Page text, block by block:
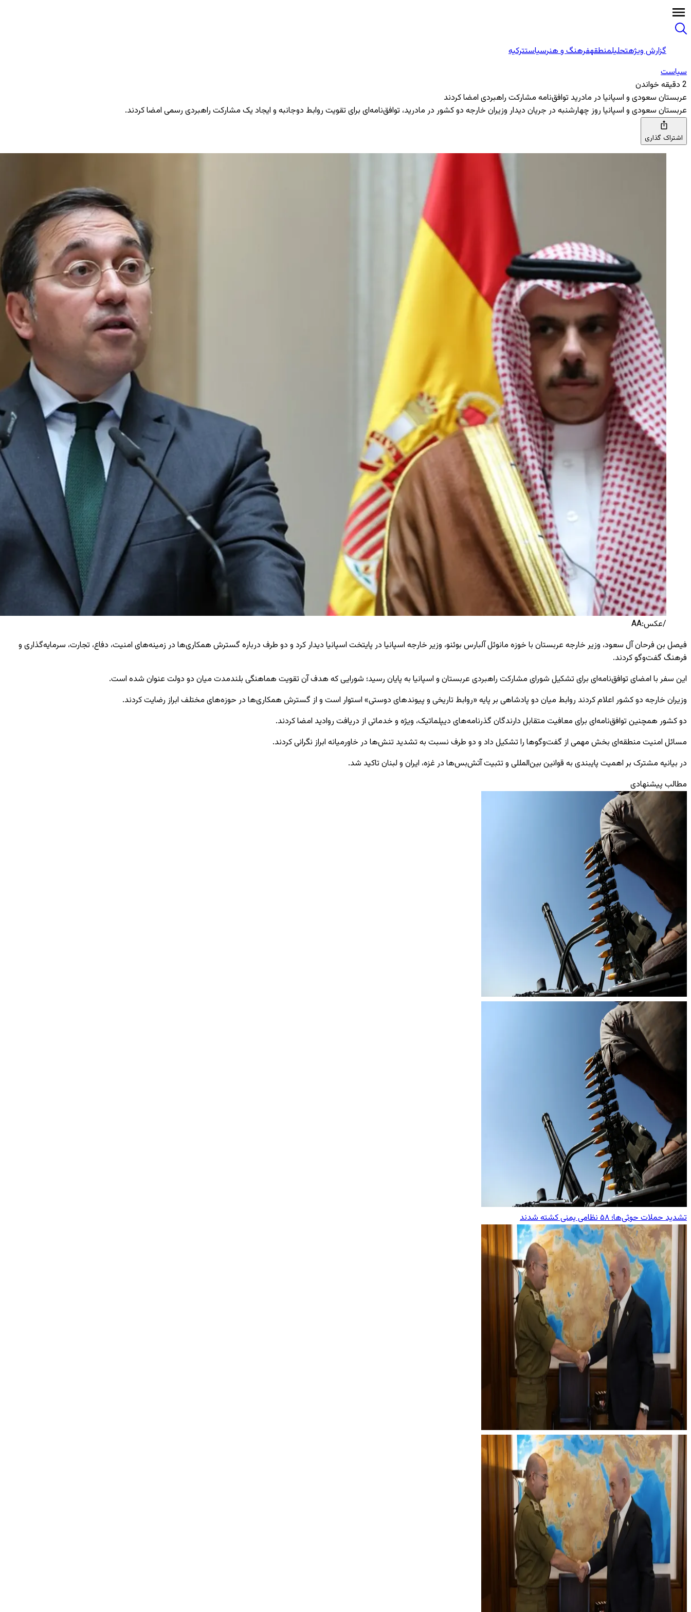
گزارش ویژهتحلیلمنطقهفرهنگ و هنرسیاستترکیه
سیاست
2 دقیقه خواندن
عربستان سعودی و اسپانیا در مادرید توافق‌نامه مشارکت راهبردی امضا کردند
عربستان سعودی و اسپانیا روز چهارشنبه در جریان دیدار وزیران خارجه دو کشور در مادرید، توافق‌نامه‌ای برای تقویت روابط دوجانبه و ایجاد یک مشارکت راهبردی رسمی امضا کردند.
اشتراک گذاری
/عکس:AA
فیصل بن فرحان آل سعود، وزیر خارجه عربستان با خوزه مانوئل آلبارس بوئنو، وزیر خارجه اسپانیا در پایتخت اسپانیا دیدار کرد و دو طرف درباره گسترش همکاری‌ها در زمینه‌های امنیت، دفاع، تجارت، سرمایه‌گذاری و
فرهنگ گفت‌وگو کردند.
این سفر با امضای توافق‌نامه‌ای برای تشکیل شورای مشارکت راهبردی عربستان و اسپانیا به پایان رسید؛ شورایی که هدف آن تقویت هماهنگی بلندمدت میان دو دولت عنوان شده است.
وزیران خارجه دو کشور اعلام کردند روابط میان دو پادشاهی بر پایه «روابط تاریخی و پیوندهای دوستی» استوار است و از گسترش همکاری‌ها در حوزه‌های مختلف ابراز رضایت کردند.
دو کشور همچنین توافق‌نامه‌ای برای معافیت متقابل دارندگان گذرنامه‌های دیپلماتیک، ویژه و خدماتی از دریافت روادید امضا کردند.
مسائل امنیت منطقه‌ای بخش مهمی از گفت‌وگوها را تشکیل داد و دو طرف نسبت به تشدید تنش‌ها در خاورمیانه ابراز نگرانی کردند.
در بیانیه مشترک بر اهمیت پایبندی به قوانین بین‌المللی و تثبیت آتش‌بس‌ها در غزه، ایران و لبنان تاکید شد.
مطالب پیشنهادی
تشدید حملات حوثی‌ها؛ ۵۸ نظامی یمنی کشته شدند